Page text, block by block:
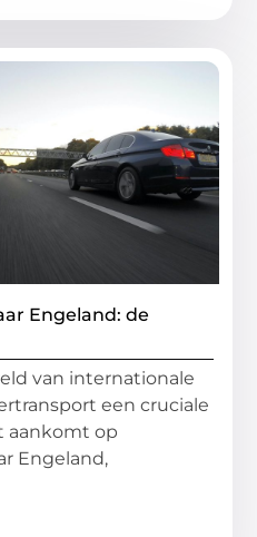
Engeland: de
van internationale
een cruciale
aankomt op
Engeland,